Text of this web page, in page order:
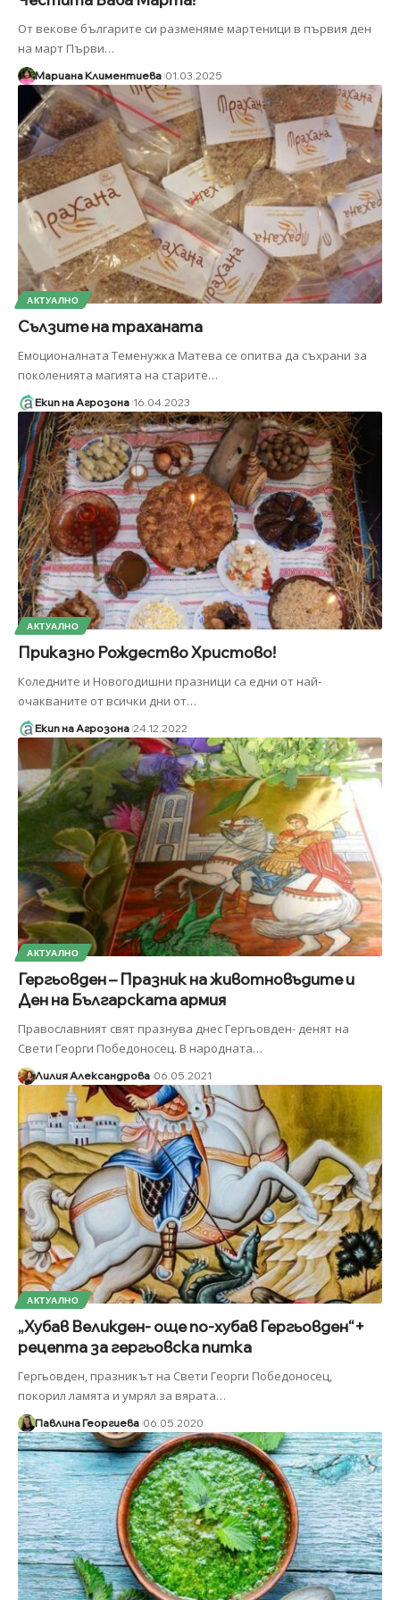
От векове българите си разменяме мартеници в първия ден
на март Първи…
Мариана Климентиева 01.03.2025
АКТУАЛНО
Сълзите на траханата
Емоционалната Теменужка Матева се опитва да съхрани за
поколенията магията на старите…
Екип на Агрозона 16.04.2023
АКТУАЛНО
Приказно Рождество Христово!
Коледните и Новогодишни празници са едни от най-
очакваните от всички дни от…
Екип на Агрозона 24.12.2022
АКТУАЛНО
Гергьовден – Празник на животновъдите и
Ден на Българската армия
Православният свят празнува днес Гергьовден- денят на
Свети Георги Победоносец. В народната…
Лилия Александрова 06.05.2021
АКТУАЛНО
„Хубав Великден- още по-хубав Гергьовден“+
рецепта за гергьовска питка
Гергьовден, празникът на Свети Георги Победоносец,
покорил ламята и умрял за вярата…
Павлина Георгиева 06.05.2020